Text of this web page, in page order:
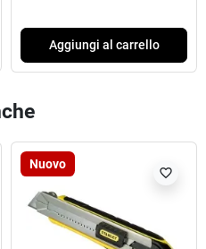
Aggiungi al carrello
Nuovo
favorite_border